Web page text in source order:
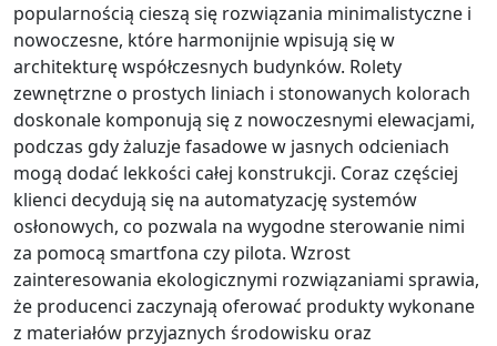
popularnością cieszą się rozwiązania minimalistyczne i
nowoczesne, które harmonijnie wpisują się w
architekturę współczesnych budynków. Rolety
zewnętrzne o prostych liniach i stonowanych kolorach
doskonale komponują się z nowoczesnymi elewacjami,
podczas gdy żaluzje fasadowe w jasnych odcieniach
mogą dodać lekkości całej konstrukcji. Coraz częściej
klienci decydują się na automatyzację systemów
osłonowych, co pozwala na wygodne sterowanie nimi
za pomocą smartfona czy pilota. Wzrost
zainteresowania ekologicznymi rozwiązaniami sprawia,
że producenci zaczynają oferować produkty wykonane
z materiałów przyjaznych środowisku oraz